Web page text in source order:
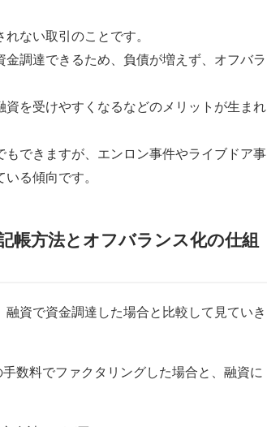
ない取引のことです。
調達できるため、負債が増えず、オフバラ
を受けやすくなるなどのメリットが生まれ
できますが、エンロン事件やライブドア事
る傾向です。
帳方法とオフバランス化の仕組
資で資金調達した場合と比較して見ていき
数料でファクタリングした場合と、融資に